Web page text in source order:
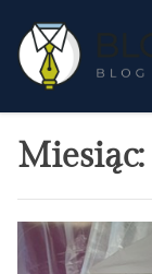
the
content
Miesiąc: